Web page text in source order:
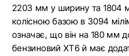
2203 мм у ширину та 1804
колісною базою в 3094
означає, що він на 180 мм
бензиновий XT6 й має